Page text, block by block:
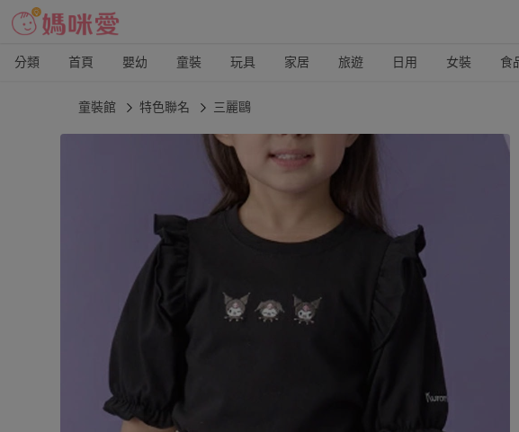
分類 首頁 嬰幼 童裝 玩具 家居 旅遊 日用 女裝 食
童裝館 特色聯名 三麗鷗